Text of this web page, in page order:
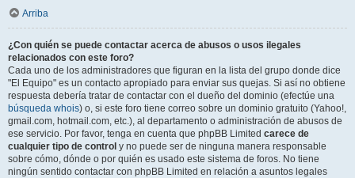
Arriba
¿Con quién se puede contactar acerca de abusos o usos ilegales
relacionados con este foro?
Cada uno de los administradores que figuran en la lista del grupo donde dice
"El Equipo" es un contacto apropiado para enviar sus quejas. Si así no obtiene
respuesta debería tratar de contactar con el dueño del dominio (efectúe una
búsqueda whois) o, si este foro tiene correo sobre un dominio gratuito (Yahoo!,
gmail.com, hotmail.com, etc.), al departamento o administración de abusos de
ese servicio. Por favor, tenga en cuenta que phpBB Limited carece de
cualquier tipo de control y no puede ser de ninguna manera responsable
sobre cómo, dónde o por quién es usado este sistema de foros. No tiene
ningún sentido contactar con phpBB Limited en relación a asuntos legales